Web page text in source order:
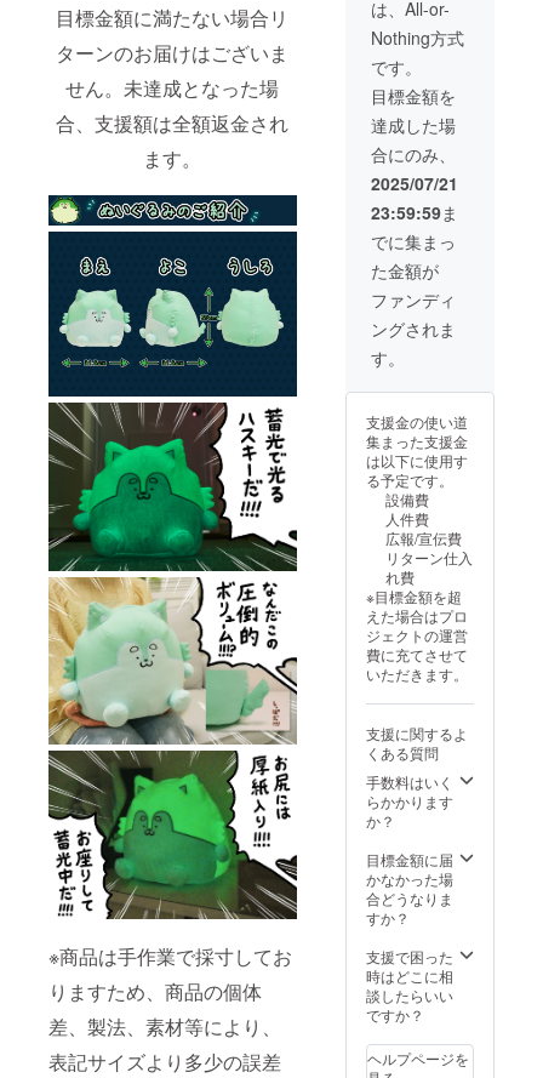
目標金額に満たない場合リ
ターンのお届けはございま
せん。未達成となった場
合、支援額は全額返金され
ます。
※商品は手作業で採寸してお
りますため、商品の個体
差、製法、素材等により、
表記サイズより多少の誤差
）と送
料660円
ます。
は、All-or-
Nothing方式
です。
目標金額を
達成した場
合にのみ、
2025/07/21
23:59:59ま
でに集まっ
た金額が
ファンディ
ングされま
す。
支援金の使い道
集まった支援金
は以下に使用す
る予定です。
設備費
人件費
広報/宣伝費
リターン仕入
れ費
※目標金額を超
えた場合はプロ
ジェクトの運営
費に充てさせて
いただきます。
支援に関するよ
くある質問
手数料はいく
らかかります
か？
目標金額に届
かなかった場
合どうなりま
すか？
支援で困った
時はどこに相
談したらいい
ですか？
ヘルプページを